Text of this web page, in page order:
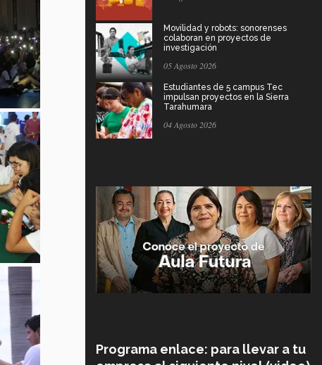
Movilidad y robots: sonorenses
colaboran en proyectos de
investigación
05 Agosto 2026
Estudiantes de 5 campus Tec
impulsan proyectos en la Sierra
Tarahumara
04 Agosto 2026
Programa enlace: para llevar a tu